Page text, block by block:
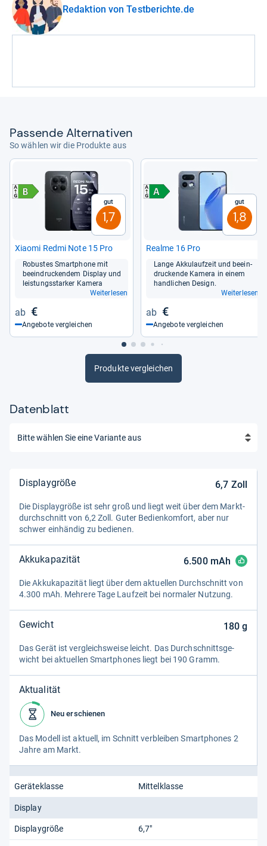
Redaktion von Testberichte.de
Pas­sende Alter­na­ti­ven
So wählen wir die Produkte aus
Gut
1,7
Xiaomi Redmi Note 15 Pro
Robus­tes Smart­phone mit
beein­dru­cken­dem Dis­play und
leis­tungs­star­ker Kamera
Weiterlesen
€
Angebote vergleichen
Gut
1,8
Realme 16 Pro
Lange Akku­lauf­zeit und beein­
dru­ckende Kamera in einem
hand­li­chen Design.
Weiterlesen
€
Angebote vergleichen
Produkte vergleichen
Datenblatt
Displaygröße 6,7 Zoll
Die Dis­play­größe ist sehr groß und liegt weit über dem Markt­
durch­schnitt von 6,2 Zoll. Guter Bedien­kom­fort, aber nur
schwer ein­hän­dig zu bedie­nen.
Akkukapazität 6.500mAh
Die Akku­ka­pa­zi­tät liegt über dem aktu­el­len Durch­schnitt von
4.300 mAh. Meh­rere Tage Lauf­zeit bei nor­ma­ler Nut­zung.
Gewicht 180g
Das Gerät ist ver­gleichs­weise leicht. Das Durch­schnitts­ge­
wicht bei aktu­el­len Smart­pho­nes liegt bei 190 Gramm.
Aktualität
Neu erschienen
Das Modell ist aktu­ell, im Schnitt ver­blei­ben Smart­pho­nes 2
Jahre am Markt.
Geräteklasse Mittelklasse
Display
Displaygröße 6,7"